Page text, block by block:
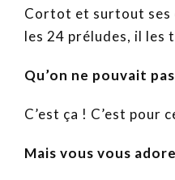
Cortot et surtout ses
les 24 préludes, il
Qu’on ne pouvait
C’est ça ! C’est pour
Mais vous vous